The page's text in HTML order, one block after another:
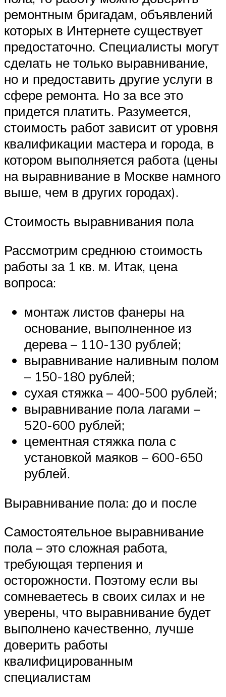
ремонтным бригадам, объявлений
которых в Интернете существует
предостаточно. Специалисты могут
сделать не только выравнивание,
но и предоставить другие услуги в
сфере ремонта. Но за все это
придется платить. Разумеется,
стоимость работ зависит от уровня
квалификации мастера и города, в
котором выполняется работа (цены
на выравнивание в Москве намного
выше, чем в других городах).
Стоимость выравнивания пола
Рассмотрим среднюю стоимость
работы за 1 кв. м. Итак, цена
вопроса:
монтаж листов фанеры на
основание, выполненное из
дерева – 110-130 рублей;
выравнивание наливным полом
– 150-180 рублей;
сухая стяжка – 400-500 рублей;
выравнивание пола лагами –
520-600 рублей;
цементная стяжка пола с
установкой маяков – 600-650
рублей.
Выравнивание пола: до и после
Самостоятельное выравнивание
пола – это сложная работа,
требующая терпения и
осторожности. Поэтому если вы
сомневаетесь в своих силах и не
уверены, что выравнивание будет
выполнено качественно, лучше
доверить работы
квалифицированным
специалистам